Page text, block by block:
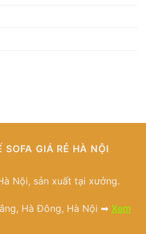
SOFA GIÁ RẺ HÀ NỘI
Nội, sản xuất tại xưởng.
Hà Đông, Hà Nội ➡ Xem